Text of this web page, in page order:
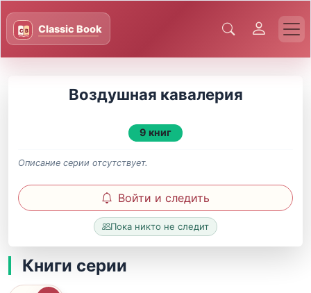
Воздушная кавалерия
9 книг
Описание серии отсутствует.
Войти и следить
Пока никто не следит
Книги серии